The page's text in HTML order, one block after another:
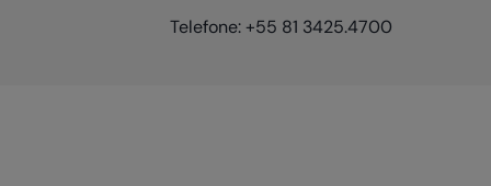
Telefone: +55 81 3425.4700